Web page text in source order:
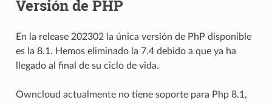
Versión de PHP
En la release 202302 la única versión de PhP disponible
es la 8.1. Hemos eliminado la 7.4 debido a que ya ha
llegado al final de su ciclo de vida.
Owncloud actualmente no tiene soporte para Php 8.1,